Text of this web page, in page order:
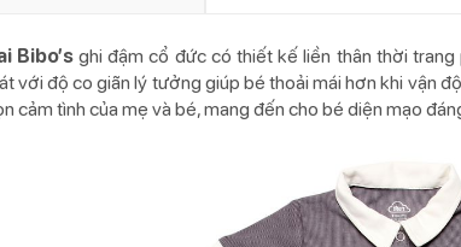
Bibo’s ghi đậm cổ đức có thiết kế liền thân thời
với độ co giãn lý tưởng giúp bé thoải mái hơn khi vận
cảm tình của mẹ và bé, mang đến cho bé diện mạo